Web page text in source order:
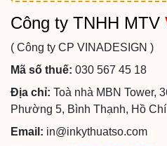
Công ty TNHH MTV
( Công ty CP VINADESIGN )
Mã số thuế: 030 567 45 18
Địa chỉ: Toà nhà MBN Tower,
Phường 5, Bình Thạnh, Hồ
Email: in@inkythuatso.com